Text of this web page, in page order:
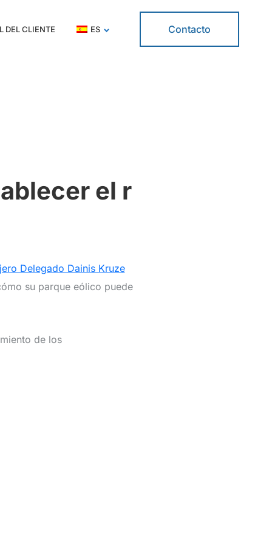
DEL CLIENTE ES Contacto
el r
Delegado Dainis Kruze
su parque eólico puede
de los